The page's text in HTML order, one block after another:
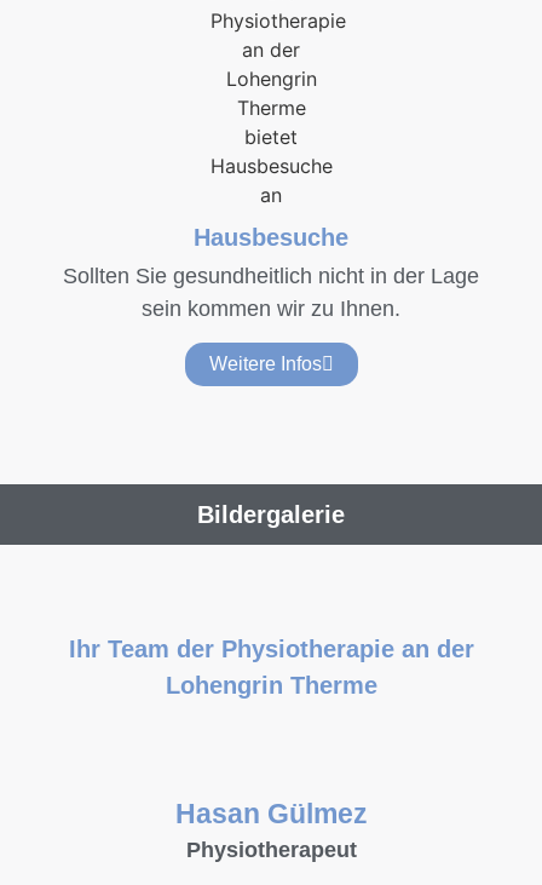
Hausbesuche
Sollten Sie gesundheitlich nicht in der Lage
sein kommen wir zu Ihnen.
Weitere Infos
Bildergalerie
Ihr Team der Physiotherapie an der
Lohengrin Therme
Hasan Gülmez
Physiotherapeut